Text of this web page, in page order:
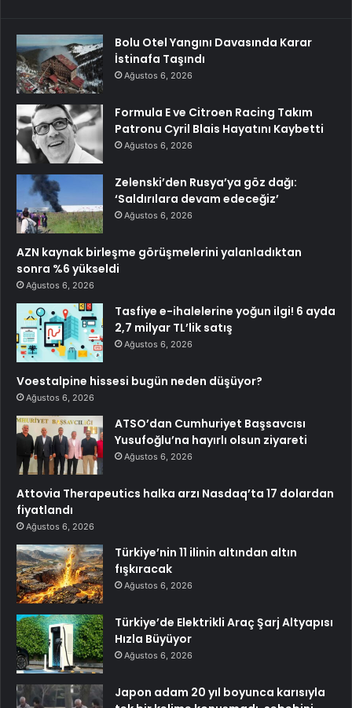
Bolu Otel Yangını Davasında Karar
İstinafa Taşındı
Ağustos 6, 2026
Formula E ve Citroen Racing Takım
Patronu Cyril Blais Hayatını Kaybetti
Ağustos 6, 2026
Zelenski’den Rusya’ya göz dağı:
‘Saldırılara devam edeceğiz’
Ağustos 6, 2026
AZN kaynak birleşme görüşmelerini yalanladıktan
sonra %6 yükseldi
Ağustos 6, 2026
Tasfiye e-ihalelerine yoğun ilgi! 6 ayda
2,7 milyar TL’lik satış
Ağustos 6, 2026
Voestalpine hissesi bugün neden düşüyor?
Ağustos 6, 2026
ATSO’dan Cumhuriyet Başsavcısı
Yusufoğlu’na hayırlı olsun ziyareti
Ağustos 6, 2026
Attovia Therapeutics halka arzı Nasdaq’ta 17 dolardan
fiyatlandı
Ağustos 6, 2026
Türkiye’nin 11 ilinin altından altın
fışkıracak
Ağustos 6, 2026
Türkiye’de Elektrikli Araç Şarj Altyapısı
Hızla Büyüyor
Ağustos 6, 2026
Japon adam 20 yıl boyunca karısıyla